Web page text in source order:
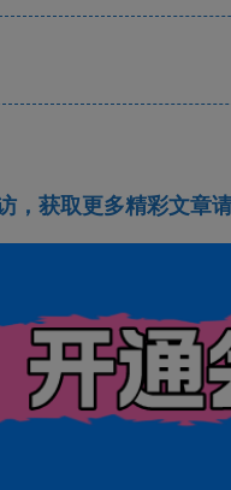
，获取更多精彩文章